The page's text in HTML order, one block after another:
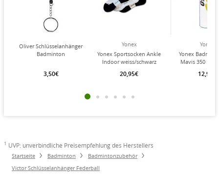
Oliver Schlüsselanhänger
Badminton
3,50€
Yonex
Yonex Sportsocken Ankle
Indoor weiss/schwarz
20,95€
Yonex
Yonex
Mavis 350
12,95€
1 UVP: unverbindliche Preisempfehlung des Herstellers
Startseite Badminton
Badmintonzubehör
Victor Schlüsselanhänger Federball